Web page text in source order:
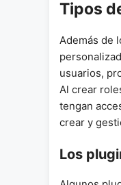
Tipos
Además de
usuarios,
Al crear
tengan
crear y
Los